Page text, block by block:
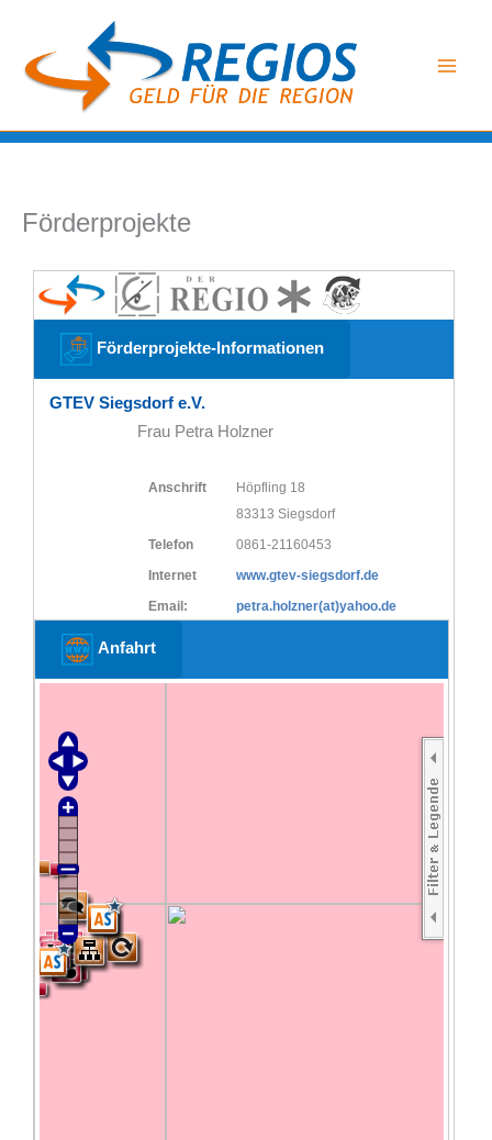
springen
Förderprojekte
Förderprojekte-Informationen
GTEV Siegsdorf e.V.
Frau Petra Holzner
Anschrift
Höpfling 18
83313 Siegsdorf
Telefon
0861-21160453
Internet
www.gtev-siegsdorf.de
Email:
petra.holzner(at)yahoo.de
Anfahrt